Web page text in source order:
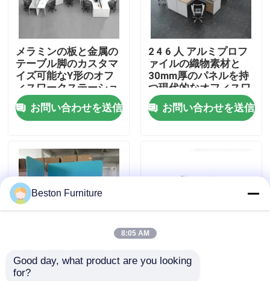
私たちについて
工場見学
品質管理
お問い合わせ
ニュース
事件
オフィスワークステーションデスク
メラミンの板と金属の
テーブル脚のカスタマ
イズ可能なY形のオフ
ィスワークステーショ
ン
お問い合わせを送信
2 4 6 人 アルミプロフ
ァイルの織物素材と
30mm厚のパネルを持
つ現代的なオフィスワ
ークステーションデス
ク お問い合わせを送信
カスタマイズ可能なサ
イズ 25mm メラミンボ
トップキャビネットと
Beston Furniture
8:05 AM
Good day, what product are you looking
for?